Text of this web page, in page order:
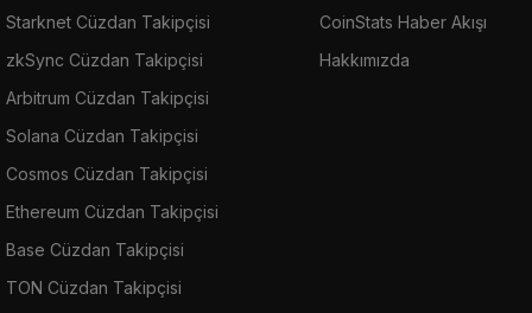
Starknet Cüzdan Takipçisi
zkSync Cüzdan Takipçisi
Arbitrum Cüzdan Takipçisi
Solana Cüzdan Takipçisi
Cosmos Cüzdan Takipçisi
Ethereum Cüzdan Takipçisi
Base Cüzdan Takipçisi
TON Cüzdan Takipçisi
CoinStats Haber Akışı
Hakkımızda